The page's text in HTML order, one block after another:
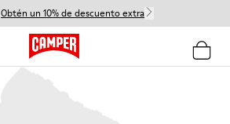
Obtén un 10% de descuento extra